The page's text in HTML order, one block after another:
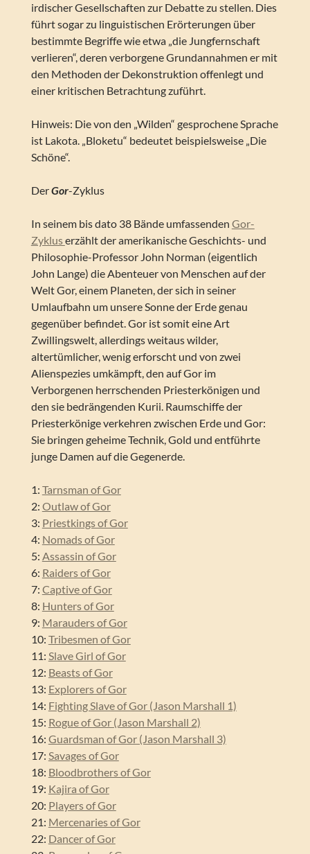
irdischer Gesellschaften zur Debatte zu stellen. Dies
führt sogar zu linguistischen Erörterungen über
bestimmte Begriffe wie etwa „die Jungfernschaft
verlieren“, deren verborgene Grundannahmen er mit
den Methoden der Dekonstruktion offenlegt und
einer kritischen Betrachtung zuführt.
Hinweis: Die von den „Wilden“ gesprochene Sprache
ist Lakota. „Bloketu“ bedeutet beispielsweise „Die
Schöne“.
DerGor-Zyklus
In seinem bis dato 38 Bände umfassenden Gor-
Zykluserzählt der amerikanische Geschichts- und
Philosophie-Professor John Norman (eigentlich
John Lange) die Abenteuer von Menschen auf der
Welt Gor, einem Planeten, der sich in seiner
Umlaufbahn um unsere Sonne der Erde genau
gegenüber befindet. Gor ist somit eine Art
Zwillingswelt, allerdings weitaus wilder,
altertümlicher, wenig erforscht und von zwei
Alienspezies umkämpft, den auf Gor im
Verborgenen herrschenden Priesterkönigen und
den sie bedrängenden Kurii. Raumschiffe der
Priesterkönige verkehren zwischen Erde und Gor:
Sie bringen geheime Technik, Gold und entführte
junge Damen auf die Gegenerde.
1: Tarnsman of Gor
2: Outlaw of Gor
3: Priestkings of Gor
4: Nomads of Gor
5: Assassin of Gor
6: Raiders of Gor
7: Captive of Gor
8: Hunters of Gor
9: Marauders of Gor
10: Tribesmen of Gor
11: Slave Girl of Gor
12: Beasts of Gor
13: Explorers of Gor
14: Fighting Slave of Gor (Jason Marshall 1)
15: Rogue of Gor (Jason Marshall 2)
16: Guardsman of Gor (Jason Marshall 3)
17: Savages of Gor
18: Bloodbrothers of Gor
19: Kajira of Gor
20: Players of Gor
21: Mercenaries of Gor
22: Dancer of Gor